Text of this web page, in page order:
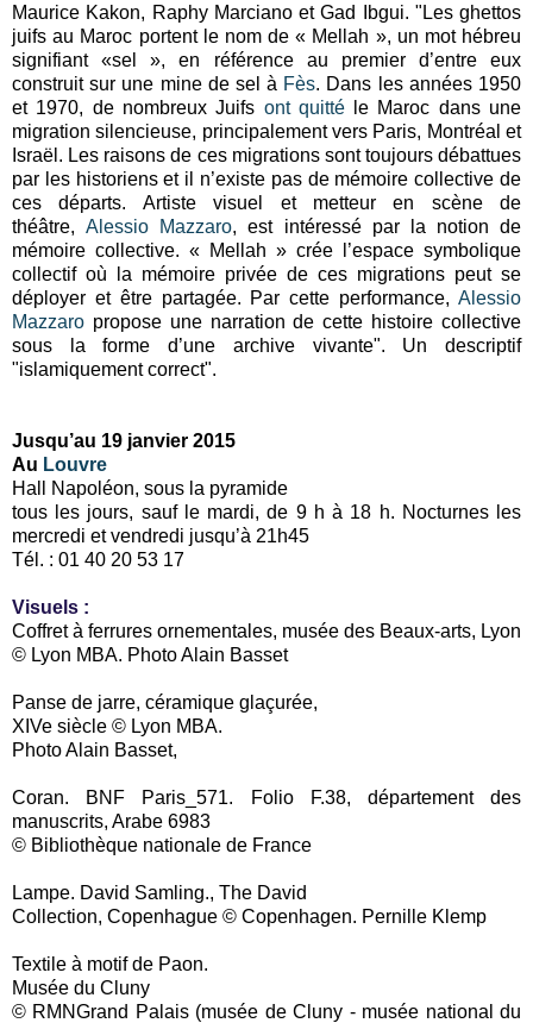
Maurice Kakon, Raphy Marciano et Gad Ibgui. "Les ghettos
juifs au Maroc portent le nom de « Mellah », un mot hébreu
signifiant «sel », en référence au premier d’entre eux
construit sur une mine de sel à Fès. Dans les années 1950
et 1970, de nombreux Juifs ont quittéle Maroc dans une
migration silencieuse, principalement vers Paris, Montréal et
Israël. Les raisons de ces migrations sont toujours débattues
par les historiens et il n’existe pas de mémoire collective de
ces départs. Artiste visuel et metteur en scène de
théâtre,Alessio Mazzaro, est intéressé par la notion de
mémoire collective. « Mellah » crée l’espace symbolique
collectif où la mémoire privée de ces migrations peut se
déployer et être partagée. Par cette performance, Alessio
Mazzaro propose une narration de cette histoire collective
sous la forme d’une archive vivante". Un descriptif
"islamiquement correct".
Jusqu’au 19 janvier 2015
Au Louvre
Hall Napoléon, sous la pyramide
tous les jours, sauf le mardi, de 9 h à 18 h. Nocturnes les
mercredi et vendredi jusqu’à 21h45
Tél. : 01 40 20 53 17
Visuels :
Coffret à ferrures ornementales, musée des Beaux-arts, Lyon
© Lyon MBA. Photo Alain Basset
Panse de jarre, céramique glaçurée,
XIVe siècle © Lyon MBA.
Photo Alain Basset,
Coran. BNF Paris_571. Folio F.38, département des
manuscrits, Arabe 6983
© Bibliothèque nationale de France
Lampe. David Samling., The David
Collection, Copenhague © Copenhagen. Pernille Klemp
Textile à motif de Paon.
Musée du Cluny
© RMNGrand Palais (musée de Cluny - musée national du